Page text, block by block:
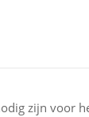
zijn voor